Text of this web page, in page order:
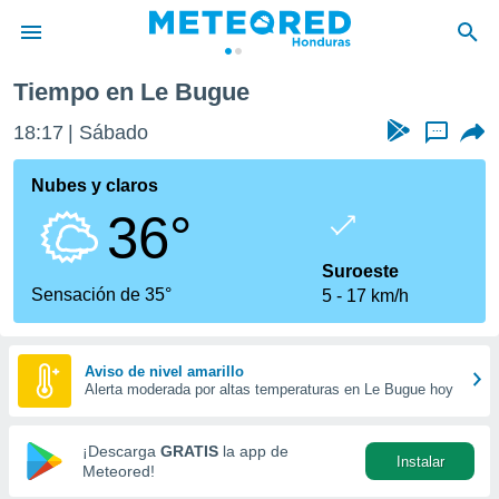
de
ha sido
calidad.
a este
las
y
forma
digital
basada
Tiempo en Le Bugue
18:17 Sábado ...
Nubes y claros
36°
Sensación de 35°
Suroeste
5
17 km/h
Aviso de nivel amarillo
Alerta moderada por altas temperaturas en Le Bugue hoy
¡Descarga GRATIS la app de
Meteored!
Instalar